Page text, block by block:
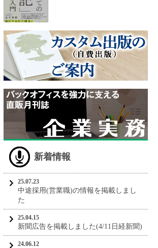
新着情報
25.07.23
中途採用(営業職)の情報を掲載しまし
た
25.04.15
新聞広告を掲載しました(4/11日経新聞)
24.06.12